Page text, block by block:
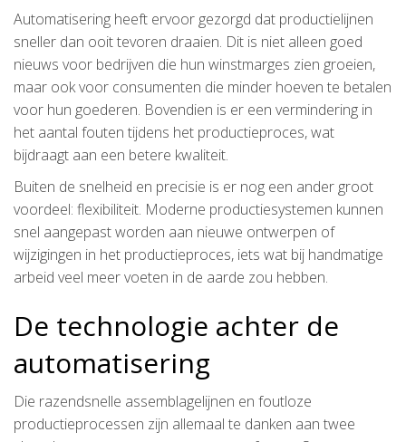
Automatisering heeft ervoor gezorgd dat productielijnen
sneller dan ooit tevoren draaien. Dit is niet alleen goed
nieuws voor bedrijven die hun winstmarges zien groeien,
maar ook voor consumenten die minder hoeven te betalen
voor hun goederen. Bovendien is er een vermindering in
het aantal fouten tijdens het productieproces, wat
bijdraagt aan een betere kwaliteit.
Buiten de snelheid en precisie is er nog een ander groot
voordeel: flexibiliteit. Moderne productiesystemen kunnen
snel aangepast worden aan nieuwe ontwerpen of
wijzigingen in het productieproces, iets wat bij handmatige
arbeid veel meer voeten in de aarde zou hebben.
De technologie achter de
automatisering
Die razendsnelle assemblagelijnen en foutloze
productieprocessen zijn allemaal te danken aan twee